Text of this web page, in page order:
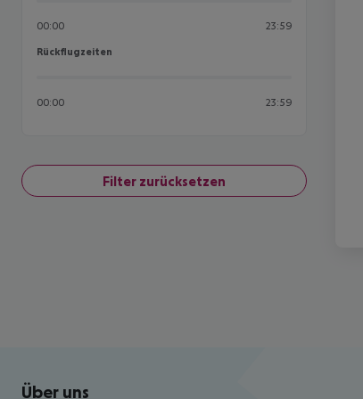
00:00 23:59
Rückflugzeiten
Rückflugzeiten
00:00 23:59
Filter zurücksetzen
Footer navigation
Über uns